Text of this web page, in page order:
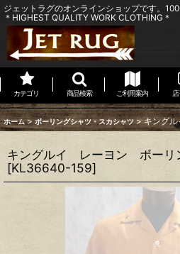
ジェットラグのオンラインショップです。
＊HIGHEST QUALITY WORK CLOTHING＊
カテゴリ 商品検索 ご利用案内
ホーム > ボーリングシャツ・スカシャツ > キング
キングルイ レーヨン ボーリ
[KL36640-159]